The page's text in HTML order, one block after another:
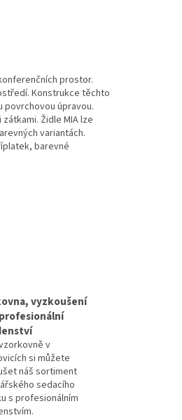
prostor.
Konstrukce těchto
povrchovou úpravou.
Židle MIA lze
variantách.
barevné
vyzkoušení
v
si můžete
náš sortiment
sedacího
s profesionálním